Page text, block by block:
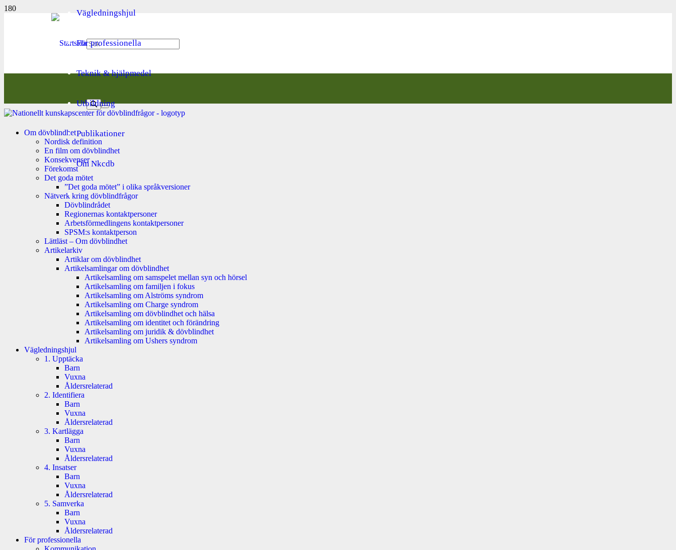
Vägledningshjul
För professionella
Teknik & hjälpmedel
Utbildning
Publikationer
Om Nkcdb
Om dövblindhet
Nordisk definition
En film om dövblindhet
Konsekvenser
Förekomst
Det goda mötet
”Det goda mötet” i olika språkversioner
Nätverk kring dövblindfrågor
Dövblindrådet
Regionernas kontaktpersoner
Arbetsförmedlingens kontaktpersoner
SPSM:s kontaktperson
Lättläst – Om dövblindhet
Artikelarkiv
Artiklar om dövblindhet
Artikelsamlingar om dövblindhet
Artikelsamling om samspelet mellan syn och hörsel
Artikelsamling om familjen i fokus
Artikelsamling om Alströms syndrom
Artikelsamling om Charge syndrom
Artikelsamling om dövblindhet och hälsa
Artikelsamling om identitet och förändring
Artikelsamling om juridik & dövblindhet
Artikelsamling om Ushers syndrom
Vägledningshjul
1. Upptäcka
Barn
Vuxna
Åldersrelaterad
2. Identifiera
Barn
Vuxna
Åldersrelaterad
3. Kartlägga
Barn
Vuxna
Åldersrelaterad
4. Insatser
Barn
Vuxna
Åldersrelaterad
5. Samverka
Barn
Vuxna
Åldersrelaterad
För professionella